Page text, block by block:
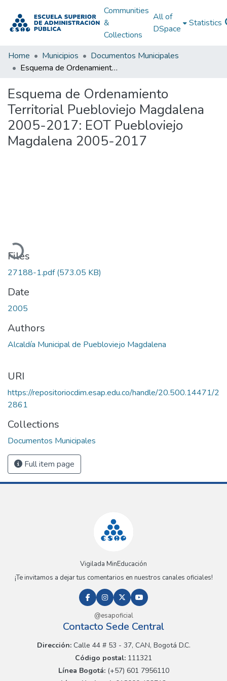
Communities
&
Collections
All of
DSpace
Statistics
Home Municipios
Documentos Municipales
Esquema de Ordenamiento Territorial Puebloviejo Magdalena 2005-2017: EOT Puebloviejo Magdalena 2005-2017
Esquema de Ordenamiento
Territorial Puebloviejo Magdalena
2005-2017: EOT Puebloviejo
Magdalena 2005-2017
Loading...
Files
27188-1.pdf(573.05 KB)
Date
2005
Authors
Alcaldía Municipal de Puebloviejo Magdalena
URI
https://repositoriocdim.esap.edu.co/handle/20.500.14471/2
2861
Collections
Documentos Municipales
Full item page
Vigilada MinEducación
¡Te invitamos a dejar tus comentarios en nuestros canales oficiales!
@esapoficial
Contacto Sede Central
Dirección:Calle 44 # 53 - 37, CAN, Bogotá D.C.
Código postal: 111321
Línea Bogotá:(+57) 601 7956110